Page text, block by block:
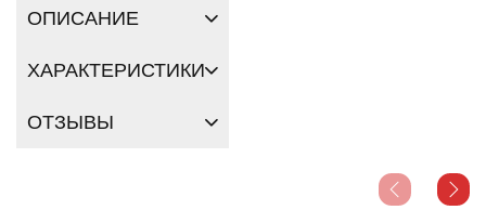
ОПИСАНИЕ
ХАРАКТЕРИСТИКИ
ОТЗЫВЫ